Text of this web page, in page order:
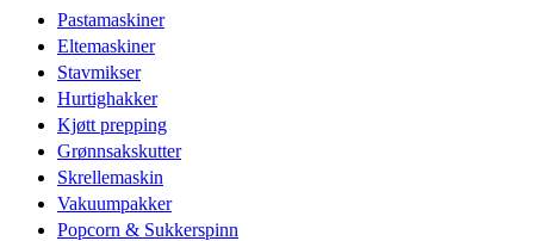
Pastamaskiner
Eltemaskiner
Stavmikser
Hurtighakker
Kjøtt prepping
Grønnsakskutter
Skrellemaskin
Vakuumpakker
Popcorn & Sukkerspinn